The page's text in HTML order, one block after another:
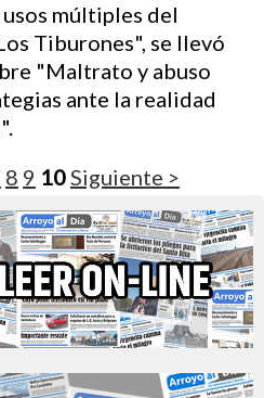
usos múltiples del
Tiburones", se llevó
"Maltrato y abuso
ante la realidad
8 9 10Siguiente >